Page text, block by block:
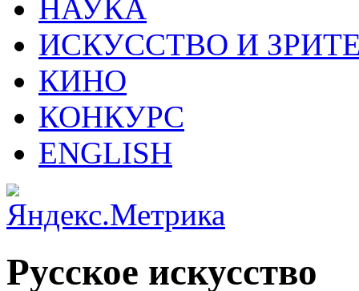
НАУКА
ИСКУССТВО И
КИНО
КОНКУРС
ENGLISH
Русское искусство